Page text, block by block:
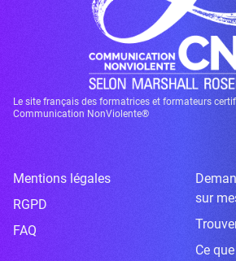
Le site français des formatrices et formateurs
Communication NonViolente®
Mentions légales
RGPD
FAQ
sur
Ce